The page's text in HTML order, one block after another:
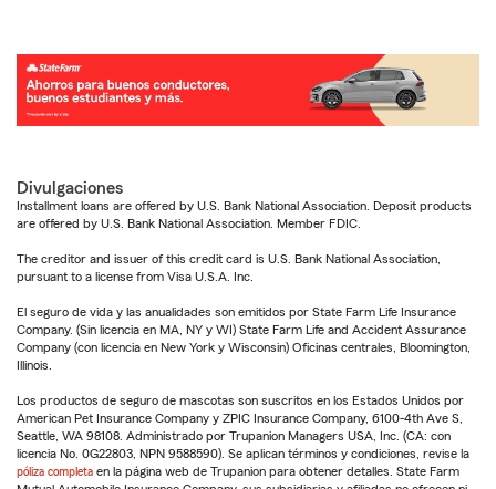
Divulgaciones
Installment loans are offered by U.S. Bank National Association. Deposit products
are offered by U.S. Bank National Association. Member FDIC.
The creditor and issuer of this credit card is U.S. Bank National Association,
pursuant to a license from Visa U.S.A. Inc.
El seguro de vida y las anualidades son emitidos por State Farm Life Insurance
Company. (Sin licencia en MA, NY y WI) State Farm Life and Accident Assurance
Company (con licencia en New York y Wisconsin) Oficinas centrales, Bloomington,
Illinois.
Los productos de seguro de mascotas son suscritos en los Estados Unidos por
American Pet Insurance Company y ZPIC Insurance Company, 6100-4th Ave S,
Seattle, WA 98108. Administrado por Trupanion Managers USA, Inc. (CA: con
licencia No. 0G22803, NPN 9588590). Se aplican términos y condiciones, revise la
póliza completa en la página web de Trupanion para obtener detalles. State Farm